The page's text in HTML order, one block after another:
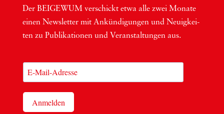
Der BEIGEWUM ver­schickt etwa alle zwei Mona­te
einen News­let­ter mit Ankün­di­gun­gen und Neu­ig­kei­
ten zu Publi­ka­tio­nen und Ver­an­stal­tun­gen aus.